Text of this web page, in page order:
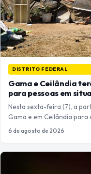
DISTRITO FEDERAL
Gama e Ceilândia
para pessoas em
Nesta sexta-feira (7), a
Gama e em Ceilândia
6 de agosto de 2026